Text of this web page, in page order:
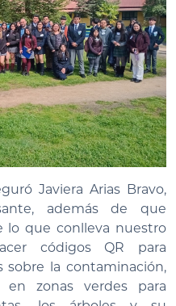
Javiera Arias Bravo,
además de que
lo que conlleva nuestro
códigos QR para
sobre la contaminación,
en zonas verdes para